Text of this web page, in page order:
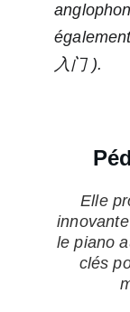
入门 ).
Elle
le piano
clés